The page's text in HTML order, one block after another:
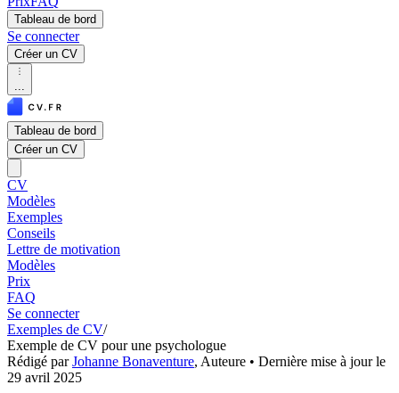
Tableau de bord
Se connecter
Créer un CV
...
Tableau de bord
Créer un CV
CV
Modèles
Exemples
Conseils
Lettre de motivation
Modèles
Prix
FAQ
Se connecter
Exemples de CV/
Exemple de CV pour une psychologue
Rédigé parJohanne Bonaventure, Auteure • Dernière mise à jour le
29 avril 2025